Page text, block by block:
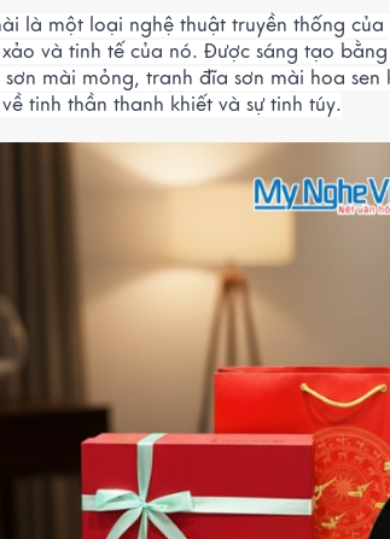
là một loại nghệ thuật truyền thống
và tinh tế của nó. Được sáng tạo
mài mỏng, tranh đĩa sơn mài hoa
tinh thần thanh khiết và sự tinh túy.